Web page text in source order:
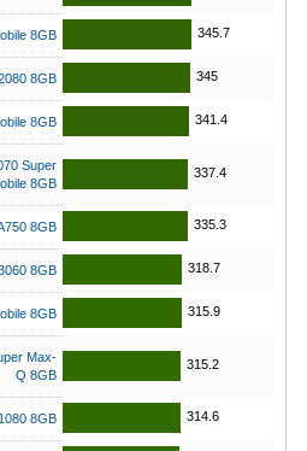
8GB 345.7
8GB 345
8GB 341.4
Super
8GB
337.4
8GB 335.3
8GB 318.7
8GB 315.9
Max-
Q 8GB
315.2
8GB 314.6